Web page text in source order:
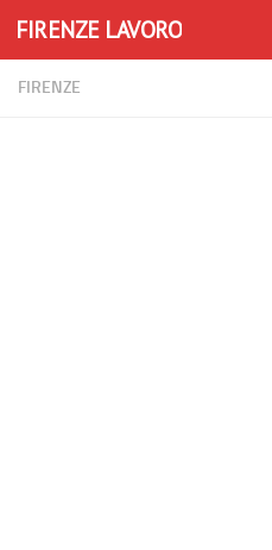
Skip to content
FIRENZE LAVORO
FIRENZE